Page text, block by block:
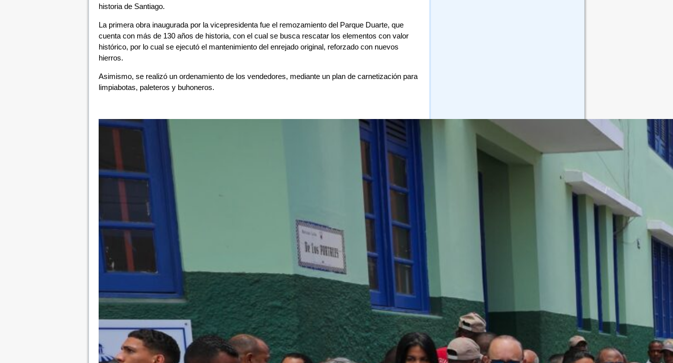
historia de Santiago.
La primera obra inaugurada por la vicepresidenta fue el remozamiento del Parque Duarte, que
cuenta con más de 130 años de historia, con el cual se busca rescatar los elementos con valor
histórico, por lo cual se ejecutó el mantenimiento del enrejado original, reforzado con nuevos
hierros.
Asimismo, se realizó un ordenamiento de los vendedores, mediante un plan de carnetización para
limpiabotas, paleteros y buhoneros.